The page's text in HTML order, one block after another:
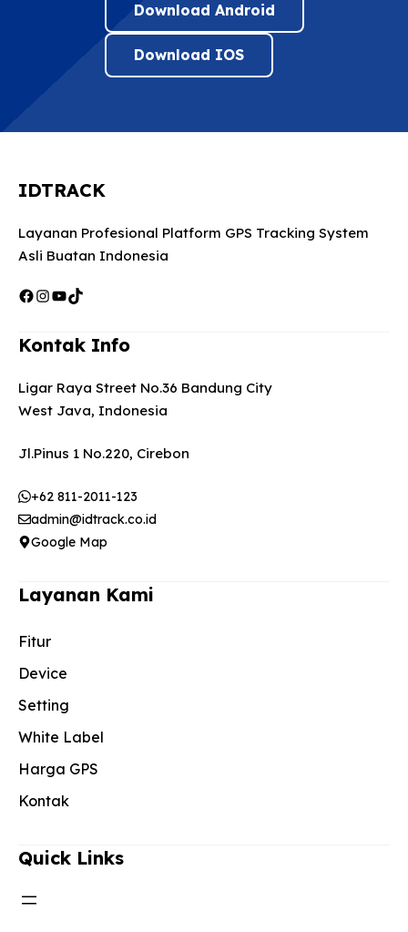
Download Android
Download IOS
IDTRACK
Layanan Profesional Platform GPS Tracking System
Asli Buatan Indonesia
Facebook
Instagram
YouTube
TikTok
Kontak Info
Ligar Raya Street No.36 Bandung City
West Java, Indonesia
Jl.Pinus 1 No.220, Cirebon
+62 811-2011-123
admin@idtrack.co.id
Google Map
Layanan Kami
Fitur
Device
Setting
White Label
Harga GPS
Kontak
Quick Links